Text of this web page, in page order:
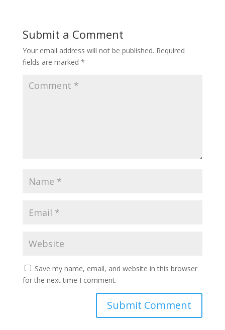
Submit a Comment
Your email address will not be published. Required
fields are marked *
Save my name, email, and website in this browser
for the next time I comment.